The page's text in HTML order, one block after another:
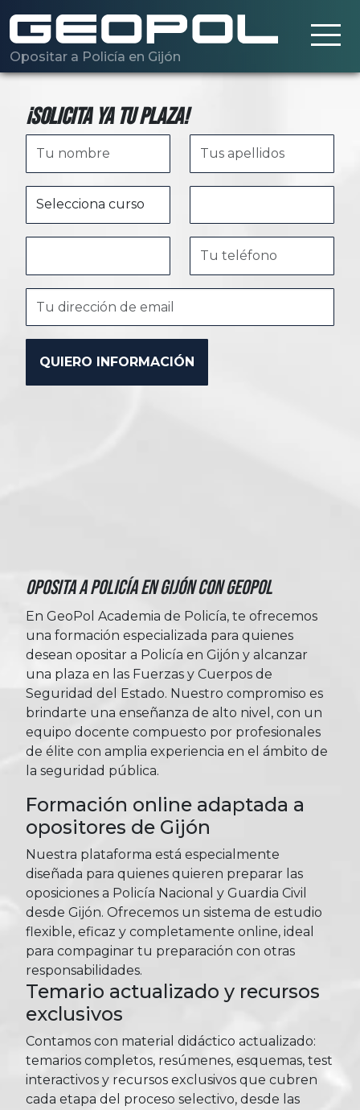
Opositar a Policía en Gijón
¡Solicita ya tu plaza!
Oposita a Policía en Gijón con Geopol
En GeoPol Academia de Policía, te ofrecemos
una formación especializada para quienes
desean opositar a Policía en Gijón y alcanzar
una plaza en las Fuerzas y Cuerpos de
Seguridad del Estado. Nuestro compromiso es
brindarte una enseñanza de alto nivel, con un
equipo docente compuesto por profesionales
de élite con amplia experiencia en el ámbito de
la seguridad pública.
Formación online adaptada a
opositores de Gijón
Nuestra plataforma está especialmente
diseñada para quienes quieren preparar las
oposiciones a Policía Nacional y Guardia Civil
desde Gijón. Ofrecemos un sistema de estudio
flexible, eficaz y completamente online, ideal
para compaginar tu preparación con otras
responsabilidades.
Temario actualizado y recursos
exclusivos
Contamos con material didáctico actualizado:
temarios completos, resúmenes, esquemas, test
interactivos y recursos exclusivos que cubren
cada etapa del proceso selectivo, desde las